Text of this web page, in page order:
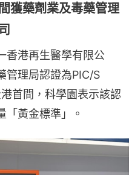
獲藥劑業及毒藥管理
香港再生醫學有限公
管理局認證為PIC/S
首間，科學園表示該認
「黃金標準」。